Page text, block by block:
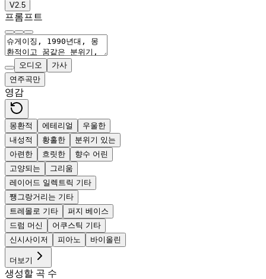
V2.5
프롬프트
오디오
가사
연주곡만
영감
몽환적 에테리얼
우울한
내성적
황홀한
분위기 있는
아련한
흐릿한
향수 어린
고양되는
그리움
레이어드 일렉트릭 기타
쨍그랑거리는 기타
트레몰로 기타
퍼지 베이스
드럼 머신
어쿠스틱 기타
신시사이저
피아노 바이올린
더보기
생성할 곡 수